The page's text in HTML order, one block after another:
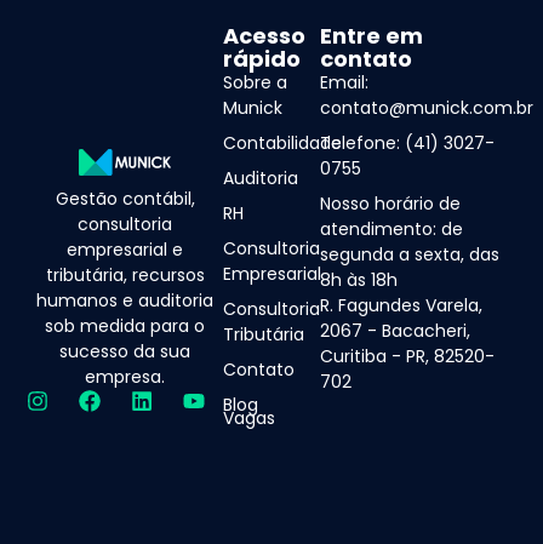
Gestão contábil,
consultoria
empresarial e
tributária, recursos
humanos e auditoria
sob medida para o
sucesso da sua
empresa.
Acesso
rápido
Sobre a
Munick
Contabilidade
Auditoria
RH
Consultoria
Empresarial
Consultoria
Tributária
Contato
Blog
Vagas
Entre em
contato
Email:
contato@munick.com.br
Telefone: (41) 3027-
0755
Nosso horário de
atendimento: de
segunda a sexta, das
8h às 18h
R. Fagundes Varela,
2067 - Bacacheri,
Curitiba - PR, 82520-
702